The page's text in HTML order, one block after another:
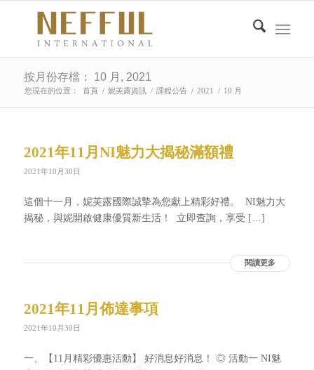
按月份存檔： 10 月, 2021
您現在的位置： 首頁 / 妮芙露資訊 / 課程公告 / 2021 / 10 月
2021年11月NI魅力大揭秘滿額禮
2021年10月30日
這個十一月，妮芙露國際誠摯為您獻上精彩好禮。 ​ NI魅力大
揭秘，與妮開啟健康優質新生活！ ​ 立即查詢，享受 […]
閱讀更多
2021年11月佈達事項
2021年10月30日
一、【11月精彩優惠活動】 好消息好消息！ ◎ 活動一 NI魅